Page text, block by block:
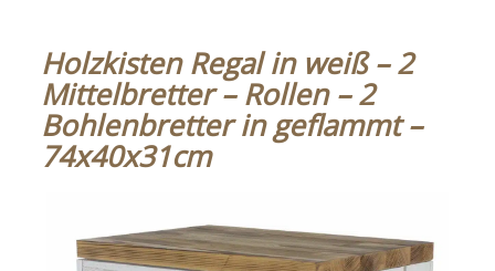
Holzkisten Regal in weiß – 2
Mittelbretter – Rollen – 2
Bohlenbretter in geflammt –
74x40x31cm